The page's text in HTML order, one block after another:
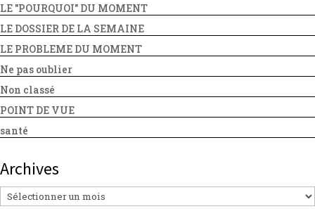
LE "POURQUOI" DU MOMENT
LE DOSSIER DE LA SEMAINE
LE PROBLEME DU MOMENT
Ne pas oublier
Non classé
POINT DE VUE
santé
Archives
Archives